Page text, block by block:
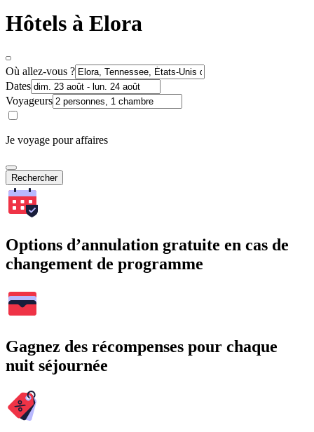
Hôtels à Elora
Où allez-vous ?
Dates
Voyageurs
Je voyage pour affaires
Rechercher
Options d’annulation gratuite en cas de
changement de programme
Gagnez des récompenses pour chaque
nuit séjournée